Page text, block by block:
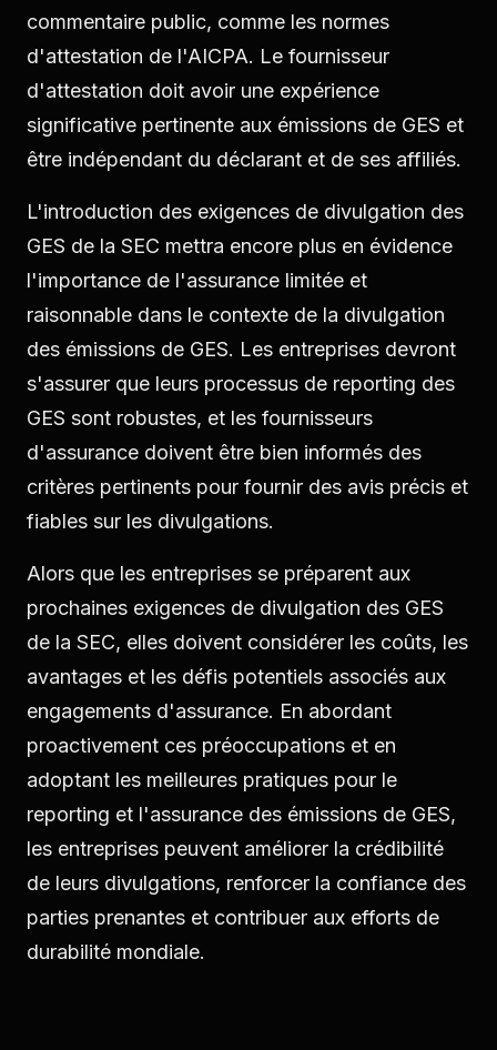
commentaire public, comme les normes
d'attestation de l'AICPA. Le fournisseur
d'attestation doit avoir une expérience
significative pertinente aux émissions de GES et
être indépendant du déclarant et de ses affiliés.
L'introduction des exigences de divulgation des
GES de la SEC mettra encore plus en évidence
l'importance de l'assurance limitée et
raisonnable dans le contexte de la divulgation
des émissions de GES. Les entreprises devront
s'assurer que leurs processus de reporting des
GES sont robustes, et les fournisseurs
d'assurance doivent être bien informés des
critères pertinents pour fournir des avis précis et
fiables sur les divulgations.
Alors que les entreprises se préparent aux
prochaines exigences de divulgation des GES
de la SEC, elles doivent considérer les coûts, les
avantages et les défis potentiels associés aux
engagements d'assurance. En abordant
proactivement ces préoccupations et en
adoptant les meilleures pratiques pour le
reporting et l'assurance des émissions de GES,
les entreprises peuvent améliorer la crédibilité
de leurs divulgations, renforcer la confiance des
parties prenantes et contribuer aux efforts de
durabilité mondiale.